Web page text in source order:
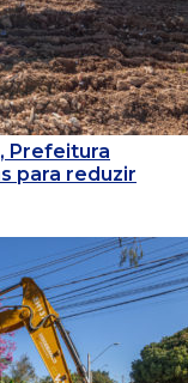
Prefeitura
para reduzir